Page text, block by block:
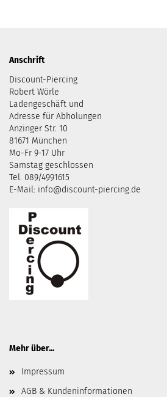
Anschrift
Discount-Piercing
Robert Wörle
Ladengeschäft und
Adresse für Abholungen
Anzinger Str. 10
81671 München
Mo-Fr 9-17 Uhr
Samstag geschlossen
Tel. 089/4991615
E-Mail: info@discount-piercing.de
Mehr über...
Impressum
AGB & Kundeninformationen